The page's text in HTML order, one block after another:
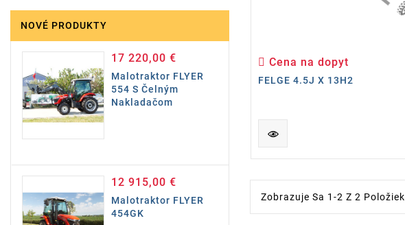
NOVÉ PRODUKTY
17 220,00 €Cena
Malotraktor FLYER
554 S Čelným
Nakladačom
12 915,00 €Cena
Malotraktor FLYER
454GK
Cena na dopyt
FELGE 4.5J X 13H2
Zobrazuje Sa 1-2 Z 2 Položiek